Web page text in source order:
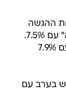
ההגשה
הגבוהה רושמת 14.5%, "חדשות הלילה" עם 7.5%.
בערוץ 10 "היום שהיה" ו"לילה כלכלי" עם 7.9%
כלול" עם 5.3%, "חמש בערב עם